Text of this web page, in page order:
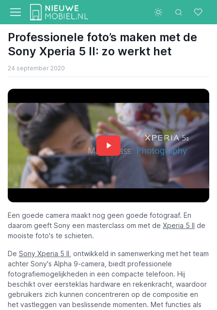
Professionele foto’s maken met de
Sony Xperia 5 II: zo werkt het
24 september 2020
Een goede camera maakt nog geen goede fotograaf. En
daarom geeft Sony een masterclass om met de Xperia 5 II de
mooiste foto's te schieten.
De Sony Xperia 5 II , ontwikkeld in samenwerking met het team
achter Sony's Alpha 9-camera, biedt professionele
fotografiemogelijkheden in een compacte telefoon. Hij
beschikt over eersteklas hardware en rekenkracht, waardoor
gebruikers zich kunnen concentreren op de compositie en
het vastleggen van beslissende momenten. Met functies als